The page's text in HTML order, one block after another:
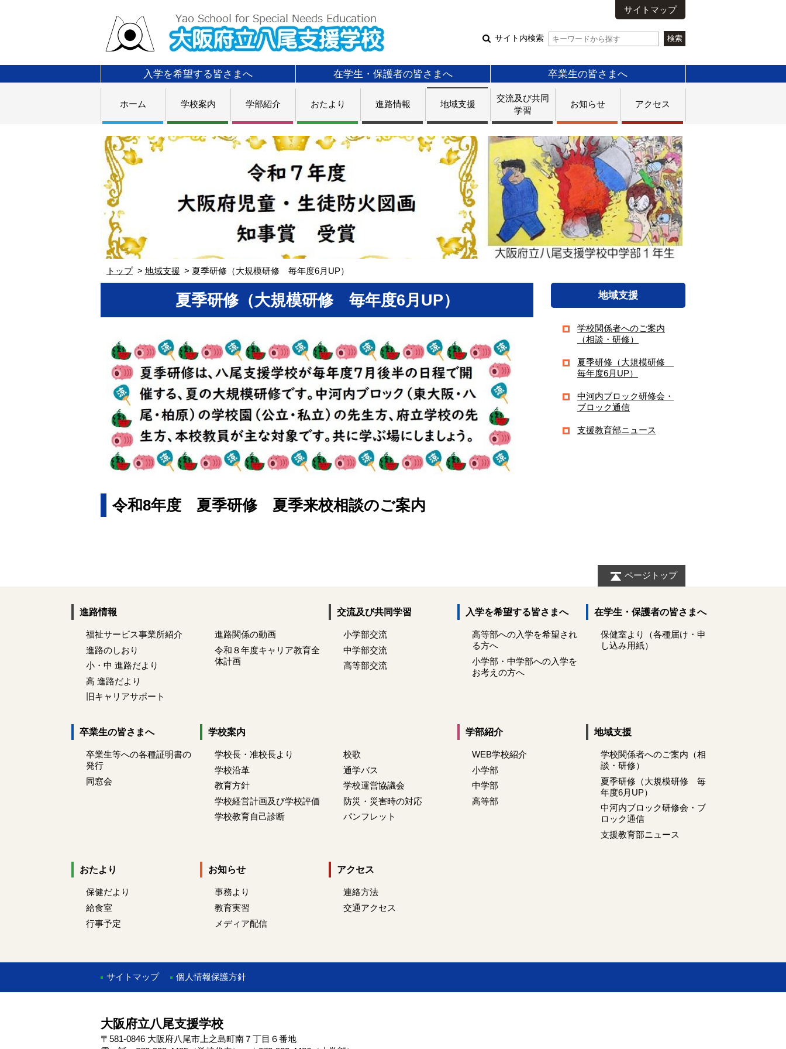
サイトマップ
サイト内検索
入学を希望する皆さまへ 在学生・保護者の皆さまへ 卒業生の皆さまへ
ホーム 学校案内 学部紹介 おたより 進路情報 地域支援
交流及び共同
学習
お知らせ アクセス
トップ 地域支援 夏季研修（大規模研修 毎年度6月UP）
夏季研修（大規模研修 毎年度6月UP）
令和8年度 夏季研修 夏季来校相談のご案内
地域支援
学校関係者へのご案内
（相談・研修）
夏季研修（大規模研修
毎年度6月UP）
中河内ブロック研修会・
ブロック通信
支援教育部ニュース
ページトップ
進路情報
福祉サービス事業所紹介
進路のしおり
小・中 進路だより
高 進路だより
旧キャリアサポート
進路関係の動画
令和８年度キャリア教育全
体計画
交流及び共同学習
小学部交流
中学部交流
高等部交流
入学を希望する皆さまへ
高等部への入学を希望され
る方へ
小学部・中学部への入学を
お考えの方へ
在学生・保護者の皆さまへ
保健室より（各種届け・申
し込み用紙）
卒業生の皆さまへ
卒業生等への各種証明書の
発行
同窓会
学校案内
学校長・准校長より
学校沿革
教育方針
学校経営計画及び学校評価
学校教育自己診断
校歌
通学バス
学校運営協議会
防災・災害時の対応
パンフレット
学部紹介
WEB学校紹介
小学部
中学部
高等部
地域支援
学校関係者へのご案内（相
談・研修）
夏季研修（大規模研修 毎
年度6月UP）
中河内ブロック研修会・ブ
ロック通信
支援教育部ニュース
おたより
保健だより
給食室
行事予定
お知らせ
事務より
教育実習
メディア配信
アクセス
連絡方法
交通アクセス
サイトマップ 個人情報保護方針
大阪府立八尾支援学校
〒581-0846 大阪府八尾市上之島町南７丁目６番地